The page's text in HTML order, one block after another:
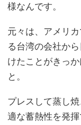
様なんです。
元々は、アメリ
る台湾の会社か
けたことがきっ
と。
プレスして蒸し
適な蓄熱性を発